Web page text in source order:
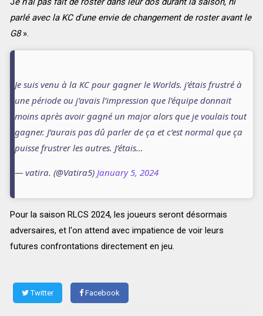
parlé avec la KC d'une envie de changement de roster avant le
G8».
Je suis venu à la KC pour gagner le Worlds. j’étais frustré à
une période ou j’avais l’impression que l’équipe donnait
moins après avoir gagné un major alors que je voulais tout
gagner. J’aurais pas dû parler de ça et c’est normal que ça
puisse frustrer les autres. J’étais…
— vatira. (@Vatira5) January 5, 2024
Pour la saison RLCS 2024, les joueurs seront désormais
adversaires, et l'on attend avec impatience de voir leurs
futures confrontations directement en jeu.
Twitter Facebook